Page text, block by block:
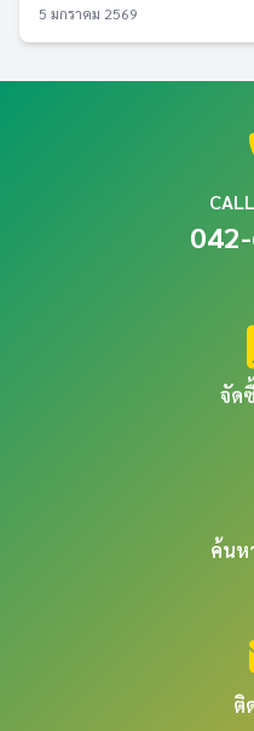
5 มกราคม 2569
จัด
ค้นห
ติ